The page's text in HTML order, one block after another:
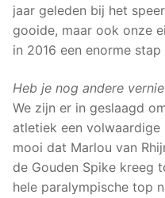
jaar geleden bij het
gooide, maar ook onze
in 2016 een enorme
Heb je nog andere
We zijn er in geslaagd
atletiek een
mooi dat Marlou van
de Gouden Spike kreeg
hele paralympische top